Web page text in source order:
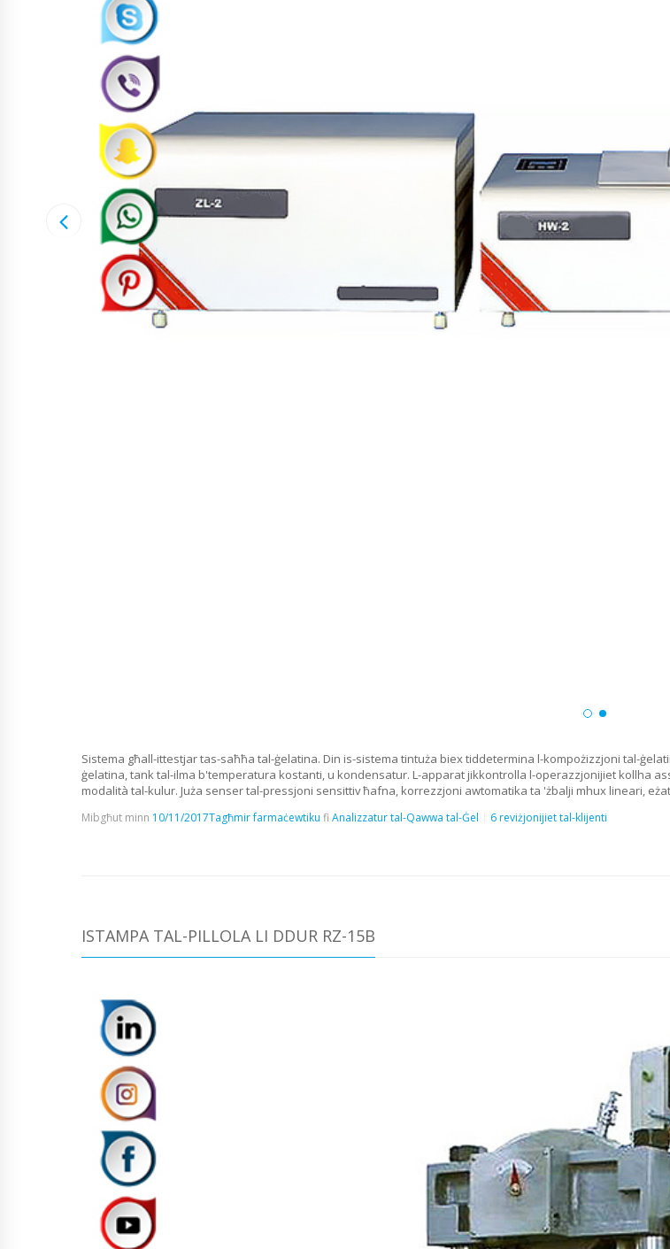
Sistema għall-ittestjar tas-saħħa tal-ġelatina. Din is-sistema tintuża biex tiddetermina l-kompożizzjoni tal-
ġelatina, tank tal-ilma b'temperatura kostanti, u kondensatur. L-apparat jikkontrolla l-operazzjonijiet kollha
modalità tal-kulur. Juża senser tal-pressjoni sensittiv ħafna, korrezzjoni awtomatika ta 'żbalji mhux lineari,
Mibgħut minn 10/11/2017Tagħmir farmaċewtiku fi Analizzatur tal-Qawwa tal-Ġel 6 reviżjonijiet tal-klijenti
ISTAMPA TAL-PILLOLA LI DDUR RZ-15B